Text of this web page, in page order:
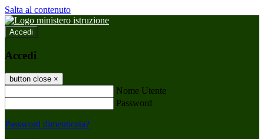
Salta al contenuto
Accedi
Accedi
button close ×
Nome Utente
Password
Password dimenticata?